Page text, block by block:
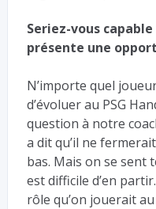
Seriez-vous capable
présente une
N’importe quel
d’évoluer au PSG
question à notre
a dit qu’il ne
bas. Mais on se sent
est difficile d’en
rôle qu’on jouerait